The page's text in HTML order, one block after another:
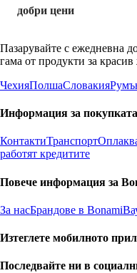
добри цени
Пазарувайте с ежедневна
гама от продукти за
ЧехияПолшаСловакия
Информация за покупката
КонтактиТранспорт
работят кредитите
Повече информация за
За насБрандове в Bonami
Изтеглете мобилното
Последвайте ни в